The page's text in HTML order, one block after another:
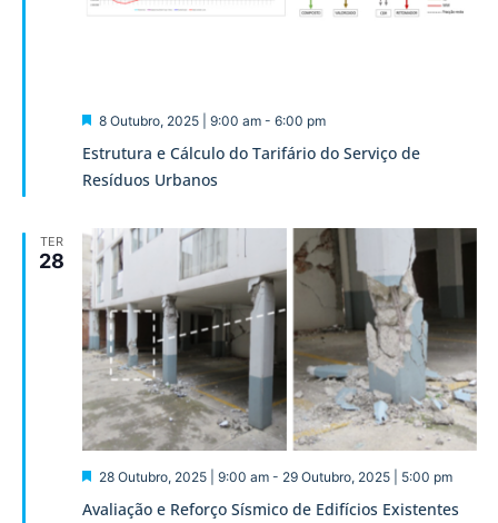
Estrutura e Cálculo do Tarifário do Serviço de
Resíduos Urbanos
Destaque
8 Outubro, 2025 | 9:00 am- 6:00 pm
TER
28
Avaliação e Reforço Sísmico de Edifícios Existentes
Destaque
28 Outubro, 2025 | 9:00 am- 29 Outubro, 2025 | 5:00 pm